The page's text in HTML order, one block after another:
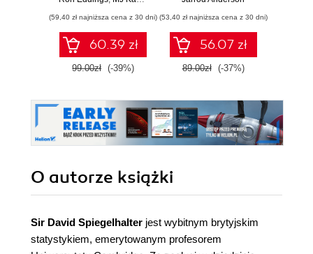
cyfrowych
(59,40 zł najniższa cena z 30 dni)
60.39 zł
99.00zł (-39%)
zespołowi w erze
sztucznej
inteligencji
(53,40 zł najniższa cena z 30 dni)
56.07 zł
89.00zł (-37%)
O autorze książki
Sir David Spiegelhalter jest wybitnym brytyjskim
statystykiem, emerytowanym profesorem